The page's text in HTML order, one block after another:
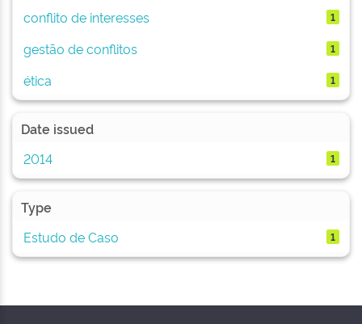
conflito de interesses 1
gestão de conflitos 1
ética 1
Date issued
2014
1
Type
Estudo de Caso
1